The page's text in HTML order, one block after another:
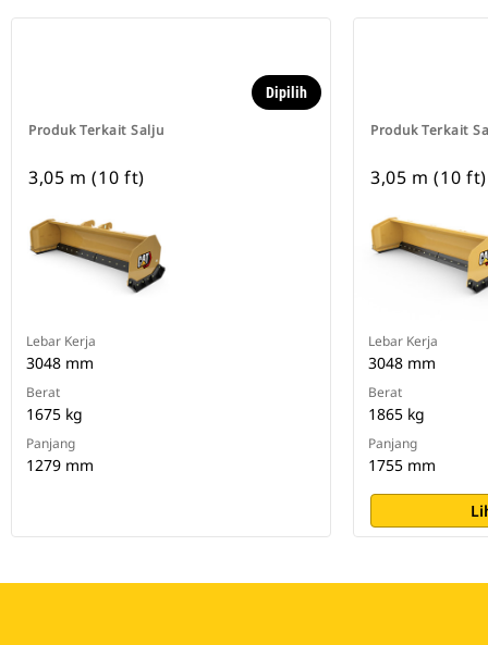
Produk Terkait Salju
Dipilih
3,05 m (10 ft)
Lebar Kerja
3048 mm
Berat
1675 kg
Panjang
1279 mm
Produk Terkait
3,05 m (10 ft)
Lebar Kerja
3048 mm
Berat
1865 kg
Panjang
1755 mm